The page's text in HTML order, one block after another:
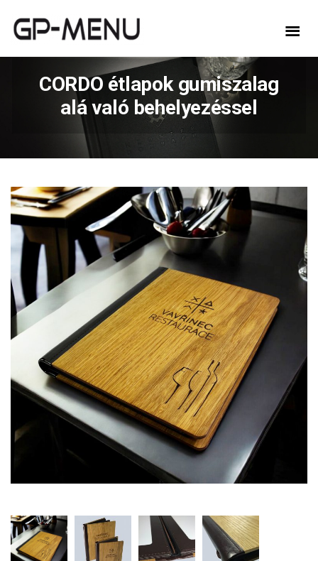
CORDO étlapok gumiszalag
alá való behelyezéssel